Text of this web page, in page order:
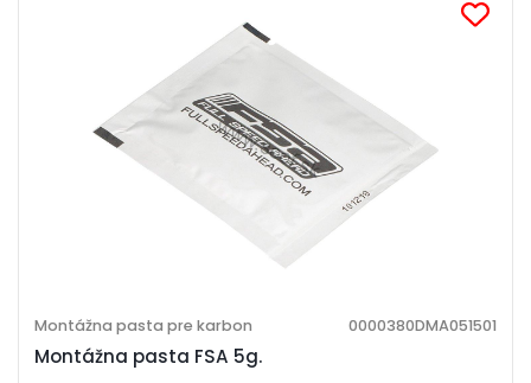
Montážna pasta FSA 5g.
Montážna pasta pre karbon 0000380DMA051501